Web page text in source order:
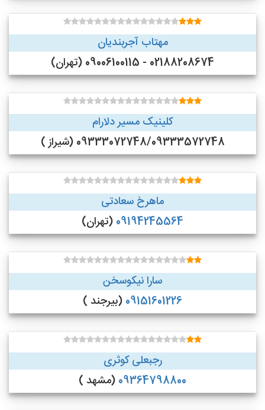
مهتاب آجربندیان
02188208674 - 09006100115 (تهران)
کلینیک مسیر دلارام
09333072748/09333572748 (شیراز )
ماهرخ سعادتی
09194245564 (تهران)
سارا نیکوسخن
09151601226 (بیرجند )
رجبعلی کوثری
09364798800 (مشهد )